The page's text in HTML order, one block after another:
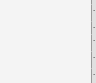
-
-
-
-
-